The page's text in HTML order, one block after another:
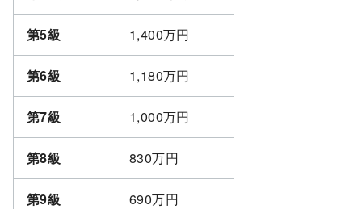
第5級 1,400万円
第6級 1,180万円
第7級 1,000万円
第8級 830万円
第9級 690万円